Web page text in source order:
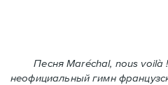
Песня Maréchal, nous
неофициальный гимн